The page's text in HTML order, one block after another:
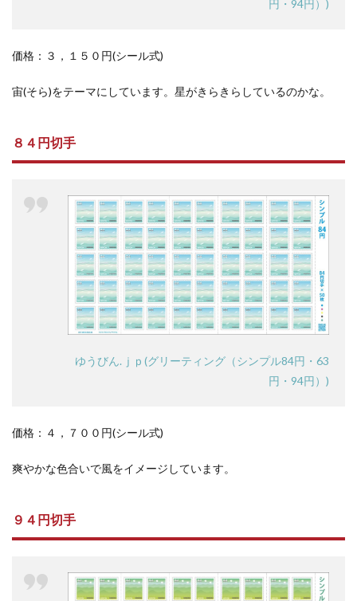
円・94円）)
価格：３，１５０円(シール式)
宙(そら)をテーマにしています。星がきらきらしているのかな。
８４円切手
ゆうびん.ｊｐ(グリーティング（シンプル84円・63
円・94円）)
価格：４，７００円(シール式)
爽やかな色合いで風をイメージしています。
９４円切手